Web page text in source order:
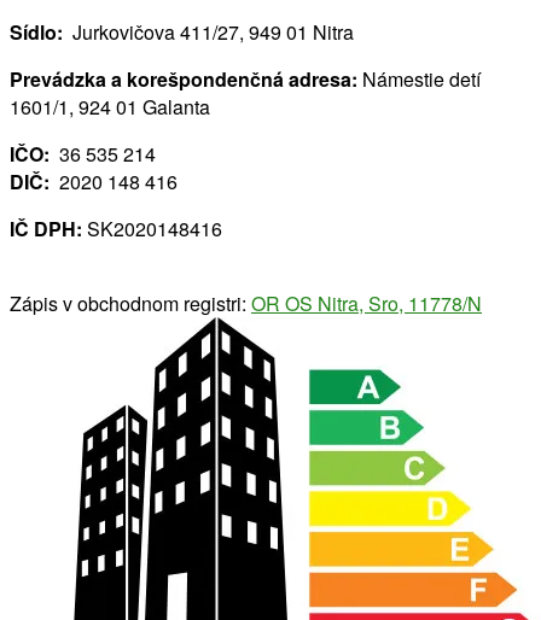
Sídlo: Jurkovičova 411/27, 949 01 Nitra
Prevádzka a korešpondenčná adresa: Námestie detí
1601/1, 924 01 Galanta
IČO: 36 535 214
DIČ: 2020 148 416
IČ DPH: SK2020148416
Zápis v obchodnom registri: OR OS Nitra, Sro, 11778/N